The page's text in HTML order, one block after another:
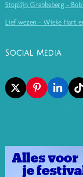
Stoplijn Grebbeberg - Bob
Lief wezen - Wieke Hart
Social Media
X
P
I
N
E
S
T
L
I
N
I
N
T
I
K